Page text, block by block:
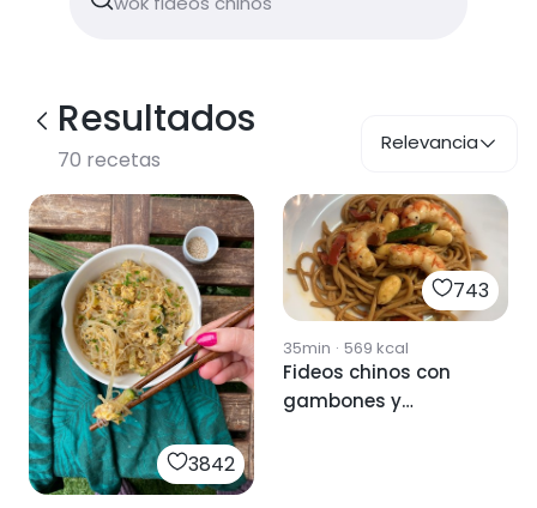
Resultados
70 recetas
Relevancia
3842
743
35min · 569 kcal
Fideos chinos con
gambones y